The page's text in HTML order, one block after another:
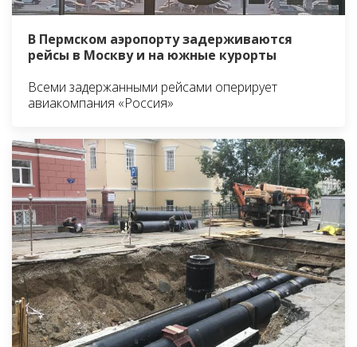
В Пермском аэропорту задерживаются
рейсы в Москву и на южные курорты
Всеми задержанными рейсами оперирует
авиакомпания «Россия»